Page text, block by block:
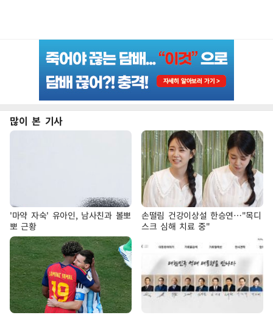
많이 본 기사
'마약 자숙' 유아인, 남사친과 볼뽀
뽀 근황
손떨림 건강이상설 한승연…"목디
스크 심해 치료 중"